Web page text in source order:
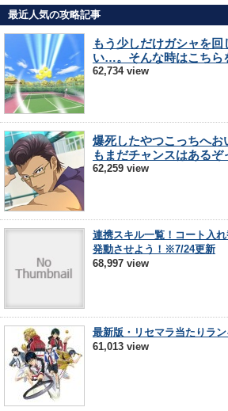
最近人気の攻略記事
もう少しだけガシャを
い…。そんな時はこちら
62,734 view
爆死したやつこっちへお
もまだチャンスはあるぞ
62,259 view
連携スキル一覧！コート入
発動させよう！※7/24更新
68,997 view
最新版・リセマラ当たりラ
61,013 view